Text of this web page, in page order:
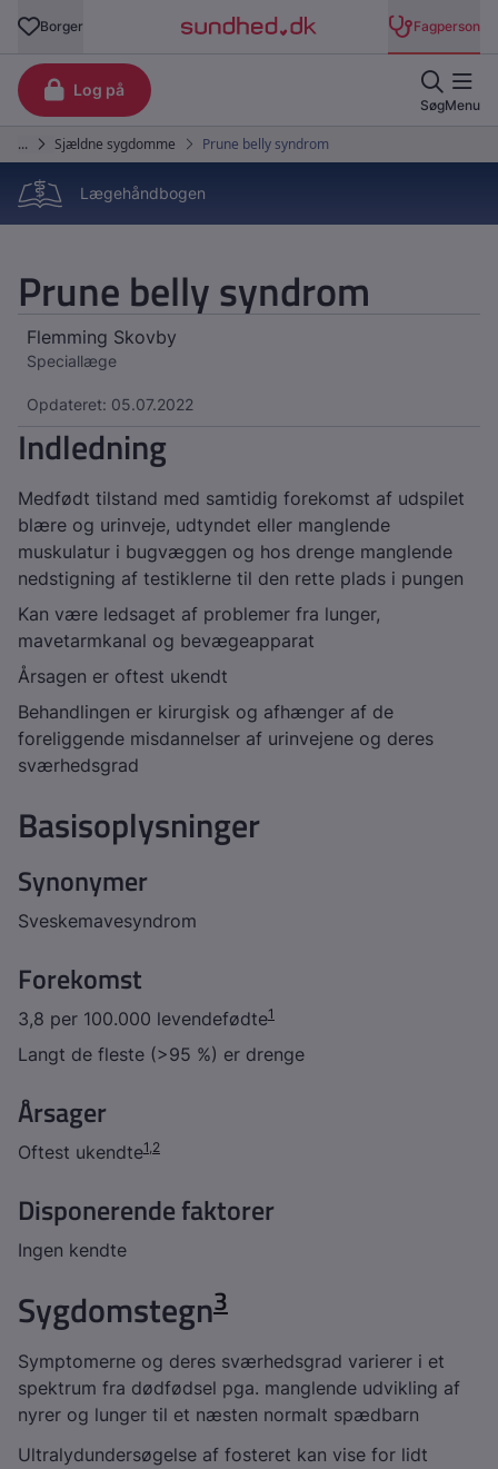
Lægehåndbogen
Prune belly syndrom
Flemming Skovby
Speciallæge
Opdateret: 05.07.2022
Indledning
Medfødt tilstand med samtidig forekomst af udspilet
blære og urinveje, udtyndet eller manglende
muskulatur i bugvæggen og hos drenge manglende
nedstigning af testiklerne til den rette plads i pungen
Kan være ledsaget af problemer fra lunger,
mavetarmkanal og bevægeapparat
Årsagen er oftest ukendt
Behandlingen er kirurgisk og afhænger af de
foreliggende misdannelser af urinvejene og deres
sværhedsgrad
Basisoplysninger
Synonymer
Sveskemavesyndrom
Forekomst
3,8 per 100.000 levendefødte1
Langt de fleste (>95 %) er drenge
Årsager
Oftest ukendte1,2
Disponerende faktorer
Ingen kendte
Sygdomstegn3
Symptomerne og deres sværhedsgrad varierer i et
spektrum fra dødfødsel pga. manglende udvikling af
nyrer og lunger til et næsten normalt spædbarn
Ultralydundersøgelse af fosteret kan vise for lidt